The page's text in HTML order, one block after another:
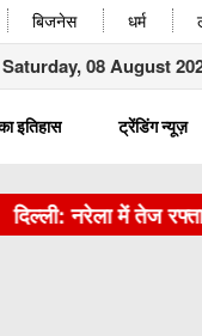
बिजनेस धर्म
Saturday, 08 August
इतिहास ट्रेंडिंग न्यूज़
नरेला में तेज रफ्तार